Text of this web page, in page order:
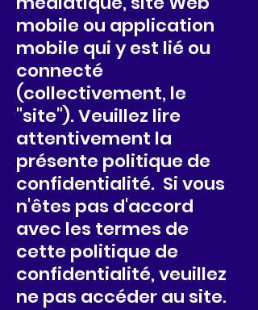
mobile ou application
mobile qui y est lié ou
connecté
(collectivement, le
"site"). Veuillez lire
attentivement la
présente politique de
confidentialité. Si vous
n'êtes pas d'accord
avec les termes de
cette politique de
confidentialité, veuillez
ne pas accéder au site.